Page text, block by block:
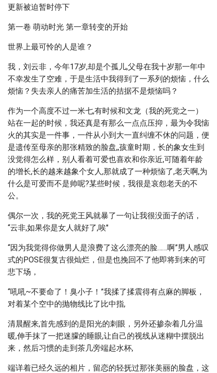
更新被迫暂时停下
第一卷 萌动时光 第一章转变的开始
世界上最可怜的人是谁？
我，刘云非，今年17岁,却是个孤儿,父母在我十岁那一年中
不幸发生了空难，于是生活中我得到了一系列的烦恼，什么
烦恼？失去亲人的痛苦加生活的拮据不是烦恼吗？
作为一个高度不过一米七,有时候和文龙（我的死党之一）
站在一起的时候，我还真是有那么一点点压抑，最为令我恼
火的其实是一件事，一件从小到大一直纠缠不休的问题，便
是遗传至母亲的那张精致的脸盘,,孩童时期，长的象女生到
没觉得怎么样，别人看着可爱也喜欢和你亲近,可随着年龄
的增长,长的越来越象个女人,那就成了一种烦恼了,老天啊,为
什么是可爱而不是帅呢?某些时候，我很是哀怨老天的不
公。
偶尔一次，我的死党王风就暴了一句让我很没面子的话，
“云非,如果你是女人就好了,唉"
“因为我觉得你做男人是浪费了这么漂亮的脸……啊”男人感叹
式的POSE很复古很灿烂，但是也挽回不了他即将到来的可
悲下场，
“吼吼~不要命了！臭小子！”我揉了揉震得有点麻的脚板，
对着某个空中的抛物线比了比中指,
清晨醒来,首先感到的是阳光的刺眼，另外还掺杂着几分温
暖,伸手抹了一把迷朦的睡眼,让自己的视线从迷糊中摆脱出
来，然后习惯的走到茶几旁端起水杯,
端详着已经久远的相片，留恋的轻抚过那张美丽的脸盘，这